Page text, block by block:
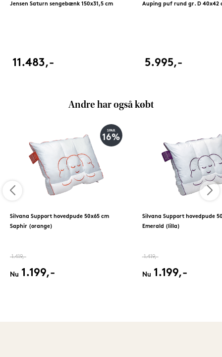
Jensen Saturn sengebænk 150x31,5 cm
11.483,-
Auping puf rund gr. D 40x42
5.995,-
Andre har også købt
SPAR
16%
Silvana Support hovedpude 50x65 cm
Saphir (orange)
1.419,-
Nu 1.199,-
Silvana Support hovedpude
Emerald (lilla)
1.419,-
Nu 1.199,-